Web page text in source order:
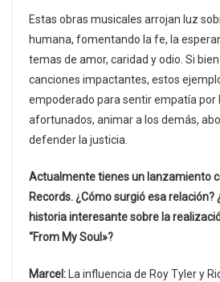
Estas obras musicales arrojan luz
humana, fomentando la fe, la
temas de amor, caridad y odio. Si
canciones impactantes, estos
empoderado para sentir empatía por
afortunados, animar a los demás,
defender la justicia.
Actualmente tienes un lanzamiento
Records. ¿Cómo surgió esa relación?
historia interesante sobre la
“From My Soul»?
Marcel: La influencia de Roy Tyler y